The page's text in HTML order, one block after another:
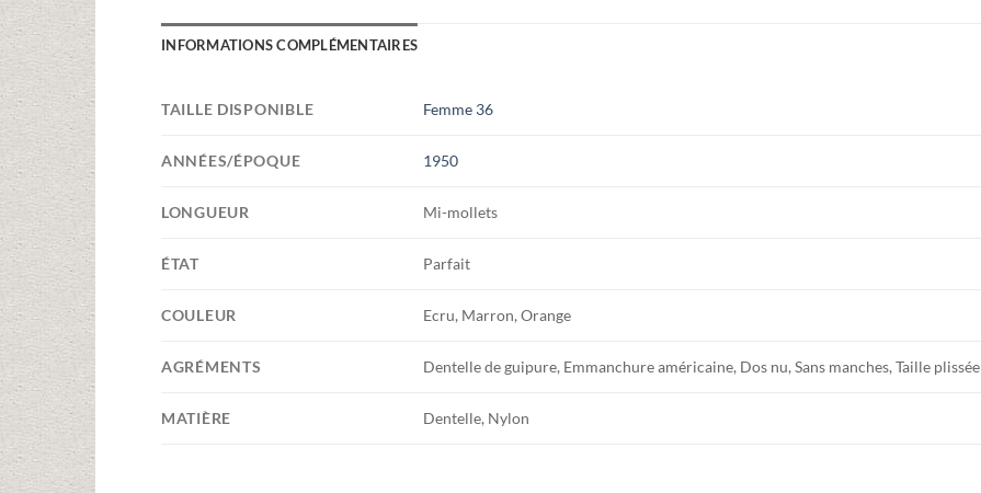
INFORMATIONS COMPLÉMENTAIRES
TAILLE DISPONIBLE Femme 36
ANNÉES/ÉPOQUE 1950
LONGUEUR Mi-mollets
ÉTAT Parfait
COULEUR Ecru, Marron, Orange
AGRÉMENTS Dentelle de guipure, Emmanchure américaine, Dos nu, Sans manches, Taille plissée
MATIÈRE Dentelle, Nylon